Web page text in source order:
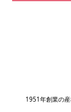
1951年創業の